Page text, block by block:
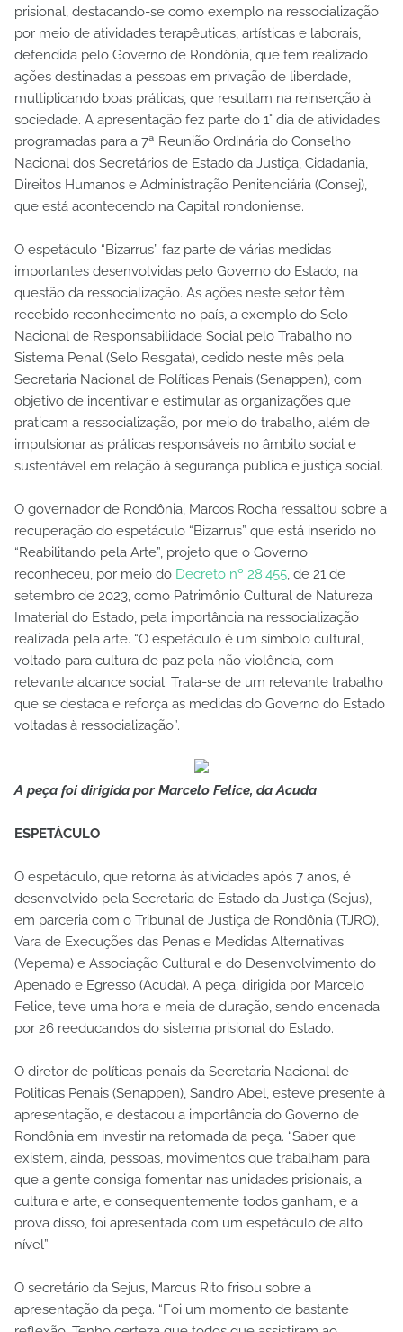
prisional, destacando-se como exemplo na ressocialização
por meio de atividades terapêuticas, artísticas e laborais,
defendida pelo Governo de Rondônia, que tem realizado
ações destinadas a pessoas em privação de liberdade,
multiplicando boas práticas, que resultam na reinserção à
sociedade. A apresentação fez parte do 1° dia de atividades
programadas para a 7ª Reunião Ordinária do Conselho
Nacional dos Secretários de Estado da Justiça, Cidadania,
Direitos Humanos e Administração Penitenciária (Consej),
que está acontecendo na Capital rondoniense.
O espetáculo “Bizarrus” faz parte de várias medidas
importantes desenvolvidas pelo Governo do Estado, na
questão da ressocialização. As ações neste setor têm
recebido reconhecimento no país, a exemplo do Selo
Nacional de Responsabilidade Social pelo Trabalho no
Sistema Penal (Selo Resgata), cedido neste mês pela
Secretaria Nacional de Políticas Penais (Senappen), com
objetivo de incentivar e estimular as organizações que
praticam a ressocialização, por meio do trabalho, além de
impulsionar as práticas responsáveis no âmbito social e
sustentável em relação à segurança pública e justiça social.
O governador de Rondônia, Marcos Rocha ressaltou sobre a
recuperação do espetáculo “Bizarrus” que está inserido no
“Reabilitando pela Arte”, projeto que o Governo
reconheceu, por meio do Decreto nº 28.455, de 21 de
setembro de 2023, como Patrimônio Cultural de Natureza
Imaterial do Estado, pela importância na ressocialização
realizada pela arte. “O espetáculo é um símbolo cultural,
voltado para cultura de paz pela não violência, com
relevante alcance social. Trata-se de um relevante trabalho
que se destaca e reforça as medidas do Governo do Estado
voltadas à ressocialização”.
A peça foi dirigida por Marcelo Felice, da Acuda
ESPETÁCULO
O espetáculo, que retorna às atividades após 7 anos, é
desenvolvido pela Secretaria de Estado da Justiça (Sejus),
em parceria com o Tribunal de Justiça de Rondônia (TJRO),
Vara de Execuções das Penas e Medidas Alternativas
(Vepema) e Associação Cultural e do Desenvolvimento do
Apenado e Egresso (Acuda). A peça, dirigida por Marcelo
Felice, teve uma hora e meia de duração, sendo encenada
por 26 reeducandos do sistema prisional do Estado.
O diretor de políticas penais da Secretaria Nacional de
Politicas Penais (Senappen), Sandro Abel, esteve presente à
apresentação, e destacou a importância do Governo de
Rondônia em investir na retomada da peça. “Saber que
existem, ainda, pessoas, movimentos que trabalham para
que a gente consiga fomentar nas unidades prisionais, a
cultura e arte, e consequentemente todos ganham, e a
prova disso, foi apresentada com um espetáculo de alto
nível”.
O secretário da Sejus, Marcus Rito frisou sobre a
apresentação da peça. “Foi um momento de bastante